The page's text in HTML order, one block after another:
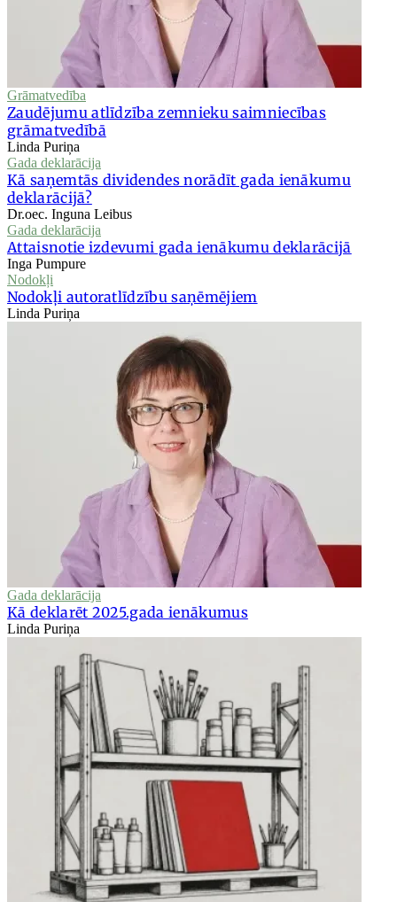
Grāmatvedība
Zaudējumu atlīdzība zemnieku saimniecības
grāmatvedībā
Linda Puriņa
Gada deklarācija
Kā saņemtās dividendes norādīt gada ienākumu
deklarācijā?
Dr.oec. Inguna Leibus
Gada deklarācija
Attaisnotie izdevumi gada ienākumu deklarācijā
Inga Pumpure
Nodokļi
Nodokļi autoratlīdzību saņēmējiem
Linda Puriņa
Gada deklarācija
Kā deklarēt 2025.gada ienākumus
Linda Puriņa